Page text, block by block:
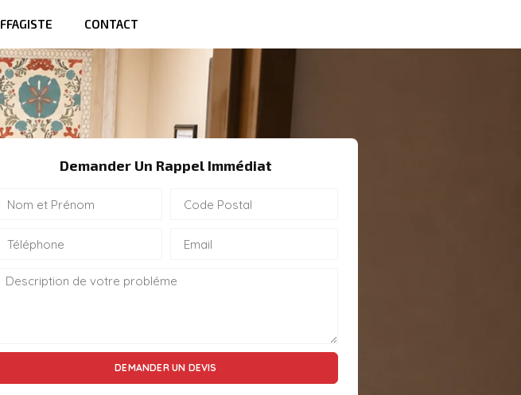
CONTACT
Demander Un Rappel Immédiat
DEMANDER UN DEVIS